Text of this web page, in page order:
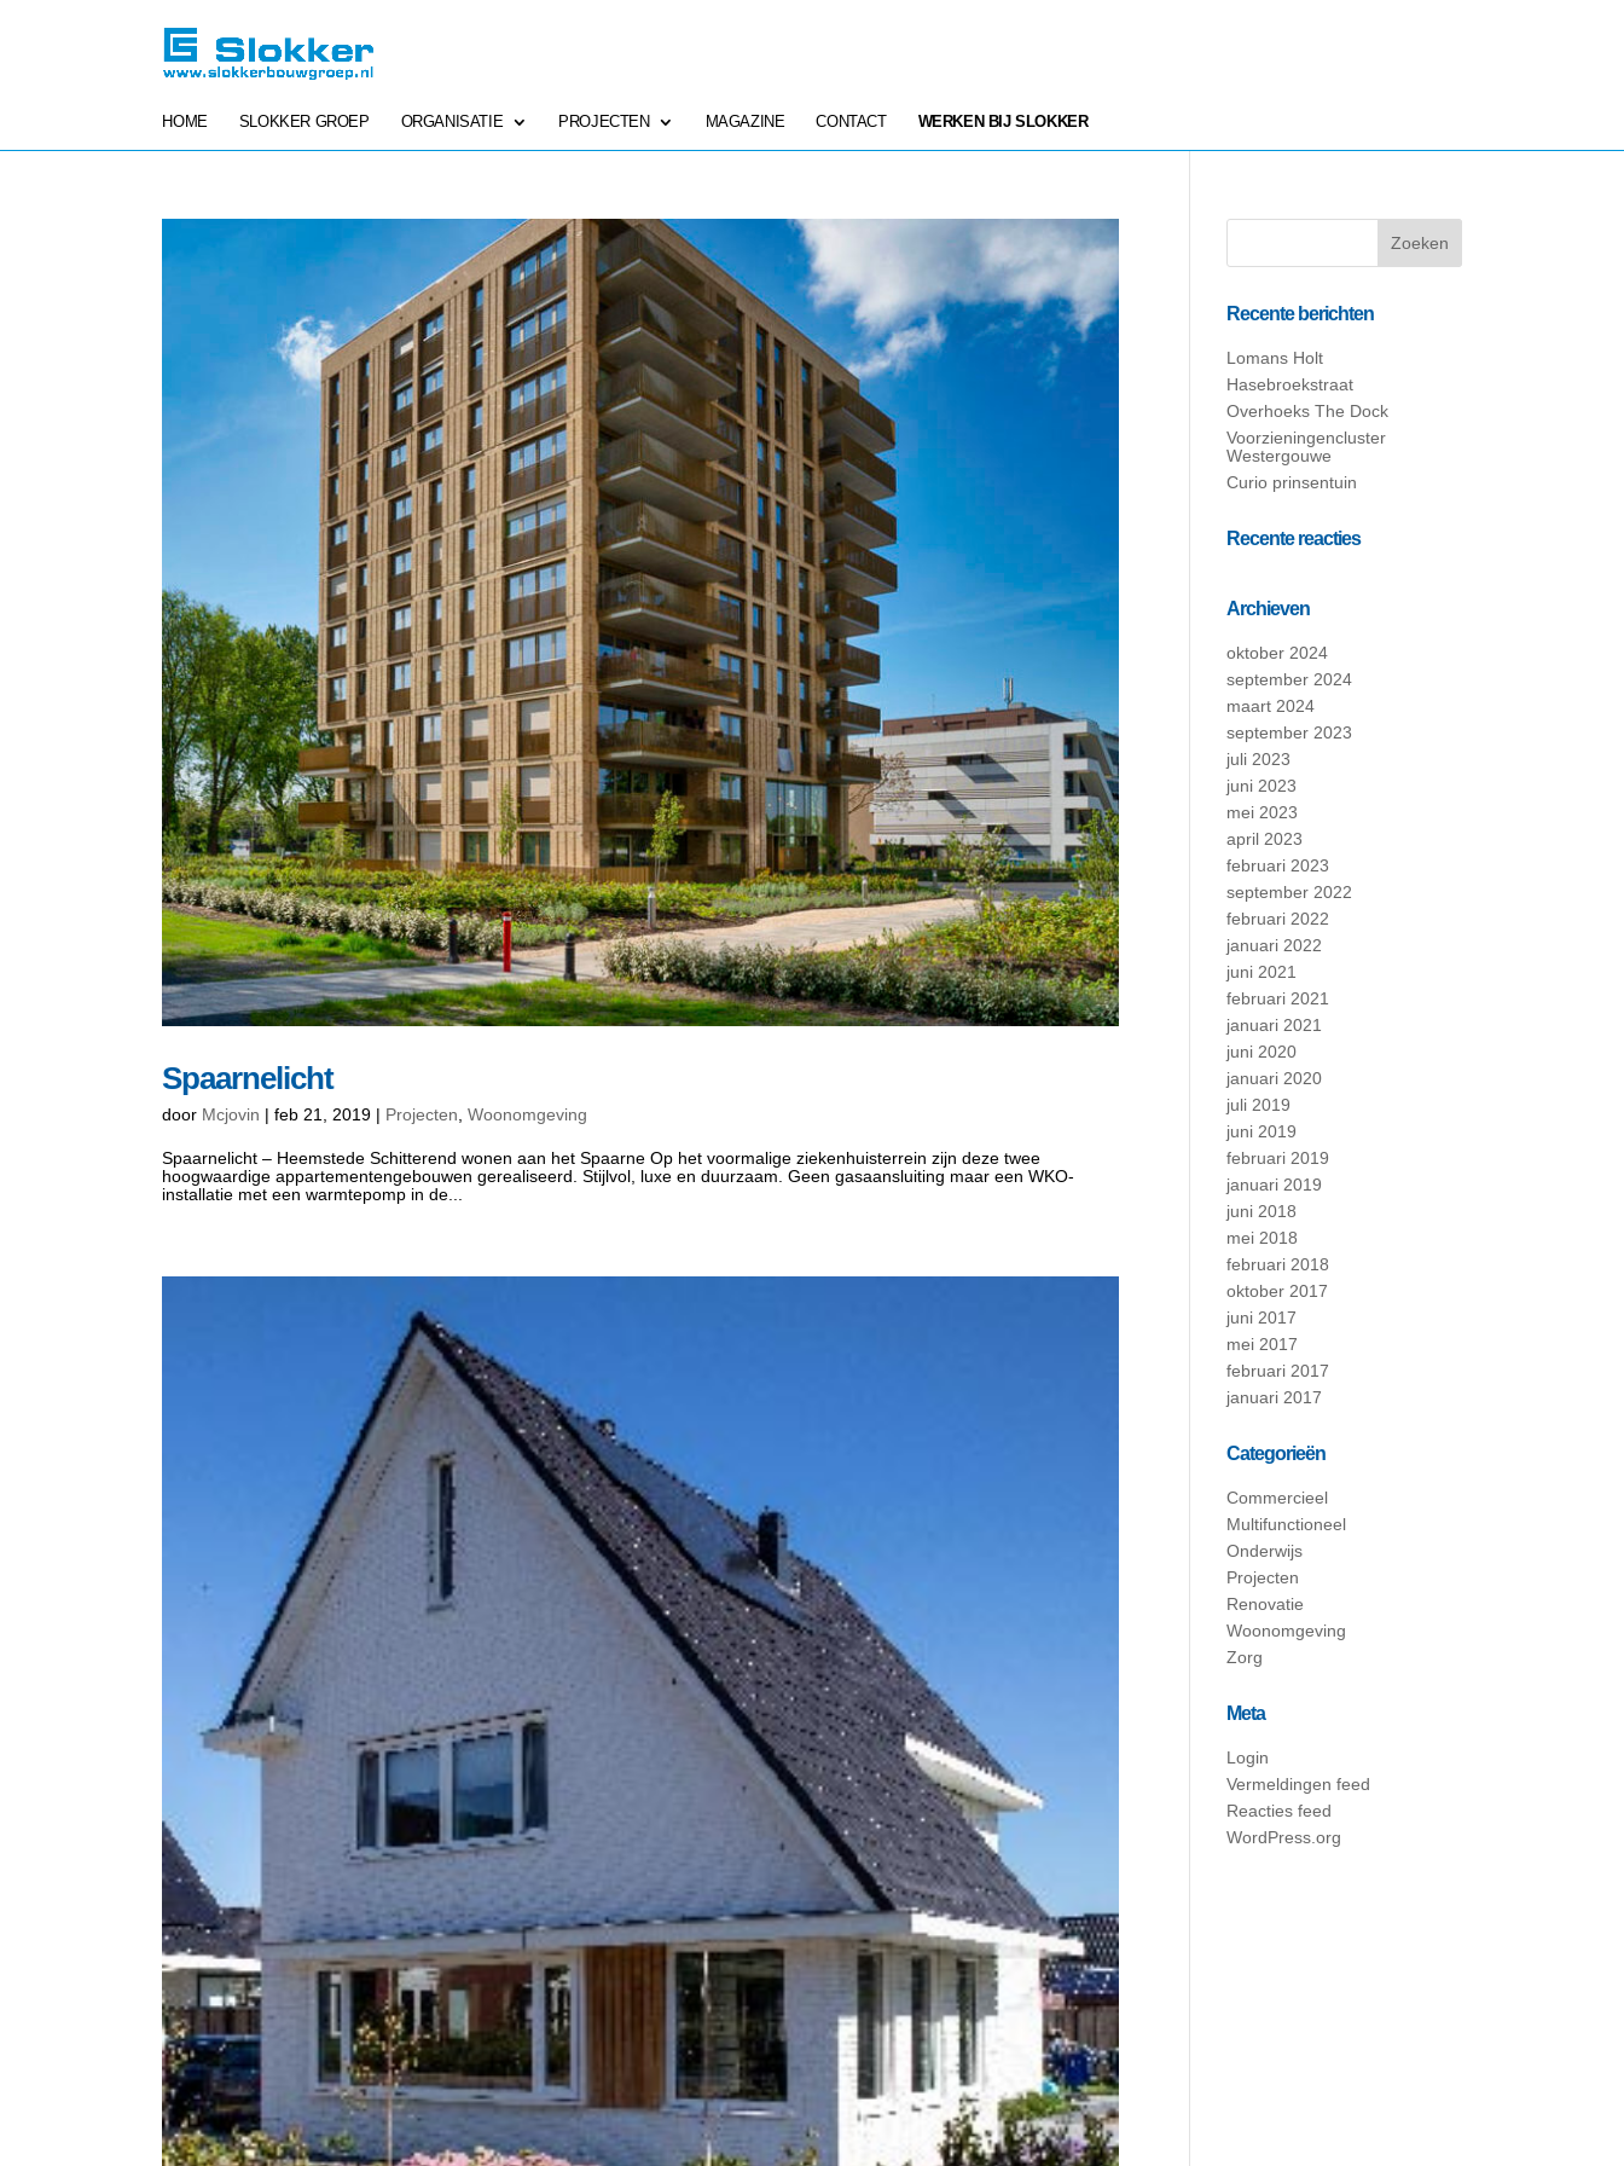
HOME SLOKKER GROEP ORGANISATIE PROJECTEN MAGAZINE CONTACT WERKEN BIJ SLOKKER
Spaarnelicht
door Mcjovin |feb 21, 2019 | Projecten ,Woonomgeving
Spaarnelicht – Heemstede Schitterend wonen aan het Spaarne Op het voormalige ziekenhuisterrein zijn deze twee
hoogwaardige appartementengebouwen gerealiseerd. Stijlvol, luxe en duurzaam. Geen gasaansluiting maar een WKO-
installatie met een warmtepomp in de...
Recente berichten
Lomans Holt
Hasebroekstraat
Overhoeks The Dock
Voorzieningencluster
Westergouwe
Curio prinsentuin
Recente reacties
Archieven
oktober 2024
september 2024
maart 2024
september 2023
juli 2023
juni 2023
mei 2023
april 2023
februari 2023
september 2022
februari 2022
januari 2022
juni 2021
februari 2021
januari 2021
juni 2020
januari 2020
juli 2019
juni 2019
februari 2019
januari 2019
juni 2018
mei 2018
februari 2018
oktober 2017
juni 2017
mei 2017
februari 2017
januari 2017
Categorieën
Commercieel
Multifunctioneel
Onderwijs
Projecten
Renovatie
Woonomgeving
Zorg
Meta
Login
Vermeldingen feed
Reacties feed
WordPress.org